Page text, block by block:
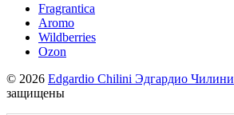
Fragrantica
Aromo
Wildberries
Ozon
© 2026 Edgardio Chilini Эдгардио Чилини
защищены